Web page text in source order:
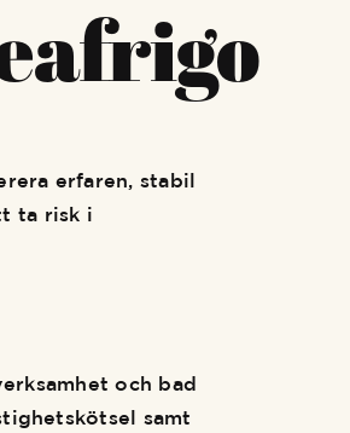
erfaren, stabil
ta risk i
och bad
samt